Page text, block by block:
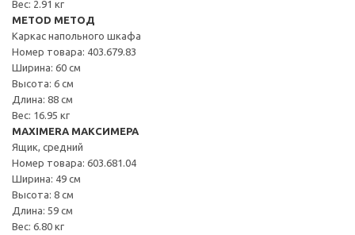
Вес: 2.91 кг
METOD МЕТОД
Каркас напольного шкафа
Номер товара: 403.679.83
Ширина: 60 см
Высота: 6 см
Длина: 88 см
Вес: 16.95 кг
MAXIMERA МАКСИМЕРА
Ящик, средний
Номер товара: 603.681.04
Ширина: 49 см
Высота: 8 см
Длина: 59 см
Вес: 6.80 кг